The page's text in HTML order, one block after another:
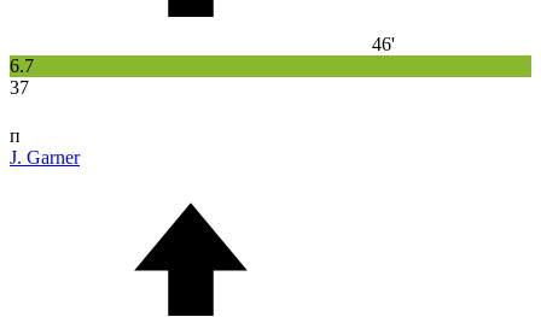
46'
6.7
37
п
J. Garner